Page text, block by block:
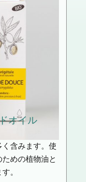
オイル
含みます。使
めの植物油と
。